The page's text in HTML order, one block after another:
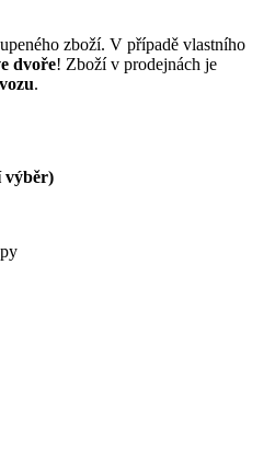
zboží. V případě vlastního
dvoře! Zboží v prodejnách je
.
výběr)